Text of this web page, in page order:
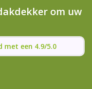
om uw
met een 4.9/5.0